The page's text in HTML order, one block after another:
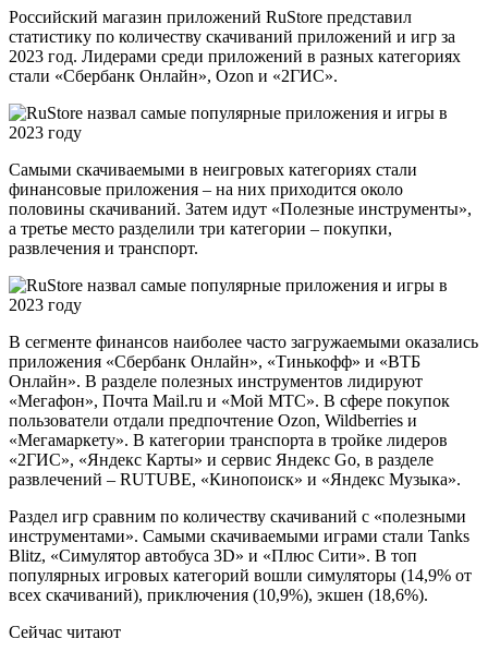
Российский магазин приложений RuStore представил
статистику по количеству скачиваний приложений и игр за
2023 год. Лидерами среди приложений в разных категориях
стали «Сбербанк Онлайн», Ozon и «2ГИС».
Самыми скачиваемыми в неигровых категориях стали
финансовые приложения – на них приходится около
половины скачиваний. Затем идут «Полезные инструменты»,
а третье место разделили три категории – покупки,
развлечения и транспорт.
В сегменте финансов наиболее часто загружаемыми оказались
приложения «Сбербанк Онлайн», «Тинькофф» и «ВТБ
Онлайн». В разделе полезных инструментов лидируют
«Мегафон», Почта Mail.ru и «Мой МТС». В сфере покупок
пользователи отдали предпочтение Ozon, Wildberries и
«Мегамаркету». В категории транспорта в тройке лидеров
«2ГИС», «Яндекс Карты» и сервис Яндекс Go, в разделе
развлечений – RUTUBE, «Кинопоиск» и «Яндекс Музыка».
Раздел игр сравним по количеству скачиваний с «полезными
инструментами». Самыми скачиваемыми играми стали Tanks
Blitz, «Симулятор автобуса 3D» и «Плюс Сити». В топ
популярных игровых категорий вошли симуляторы (14,9% от
всех скачиваний), приключения (10,9%), экшен (18,6%).
Сейчас читают